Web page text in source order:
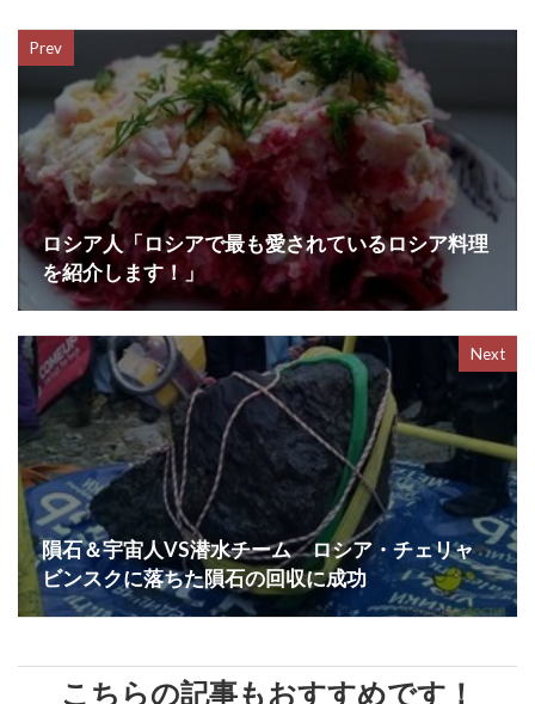
o
o
k
t
e
r
n
a
Prev
ロシア人「ロシアで最も愛されているロシア料理
を紹介します！」
Next
隕石＆宇宙人VS潜水チーム ロシア・チェリャ
ビンスクに落ちた隕石の回収に成功
こちらの記事もおすすめです！